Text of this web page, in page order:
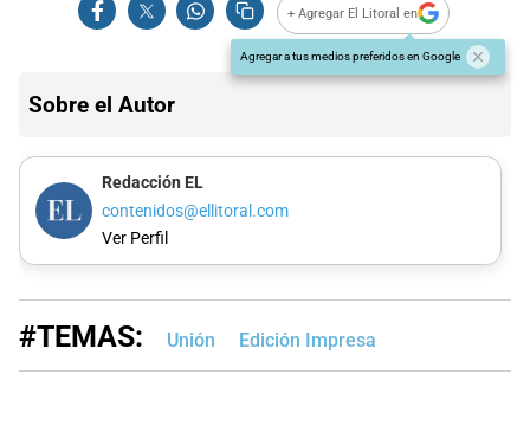
+ Agregar El Litoral en
Agregar a tus medios preferidos en Google
Sobre el Autor
Redacción EL
contenidos@ellitoral.com
Ver Perfil
#TEMAS: Unión Edición Impresa